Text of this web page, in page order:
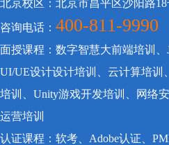
北京校区：北京市昌平区沙阳路
咨询电话： 400-811-9990
面授课程：数字智慧大前端培训
UI/UE设计设计培训、云计算培训
培训、Unity游戏开发培训、网络
运营培训
认证课程：软考、Adobe认证、